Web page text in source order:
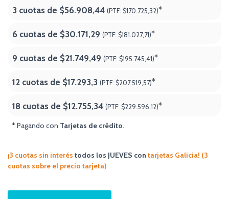
3 cuotas de $56.908,44 (PTF: $170.725,32)*
6 cuotas de $30.171,29 (PTF: $181.027,71)*
9 cuotas de $21.749,49 (PTF: $195.745,41)*
12 cuotas de $17.293,3 (PTF: $207.519,57)*
18 cuotas de $12.755,34 (PTF: $229.596,12)*
* Pagando con Tarjetas de crédito.
¡3 cuotas sin interés todos los JUEVES con tarjetas Galicia! (3
cuotas sobre el precio tarjeta)